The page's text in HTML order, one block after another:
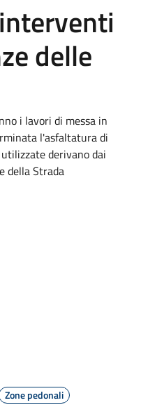
delle
i lavori di messa in
l'asfaltatura di
derivano dai
della Strada
Zone pedonali